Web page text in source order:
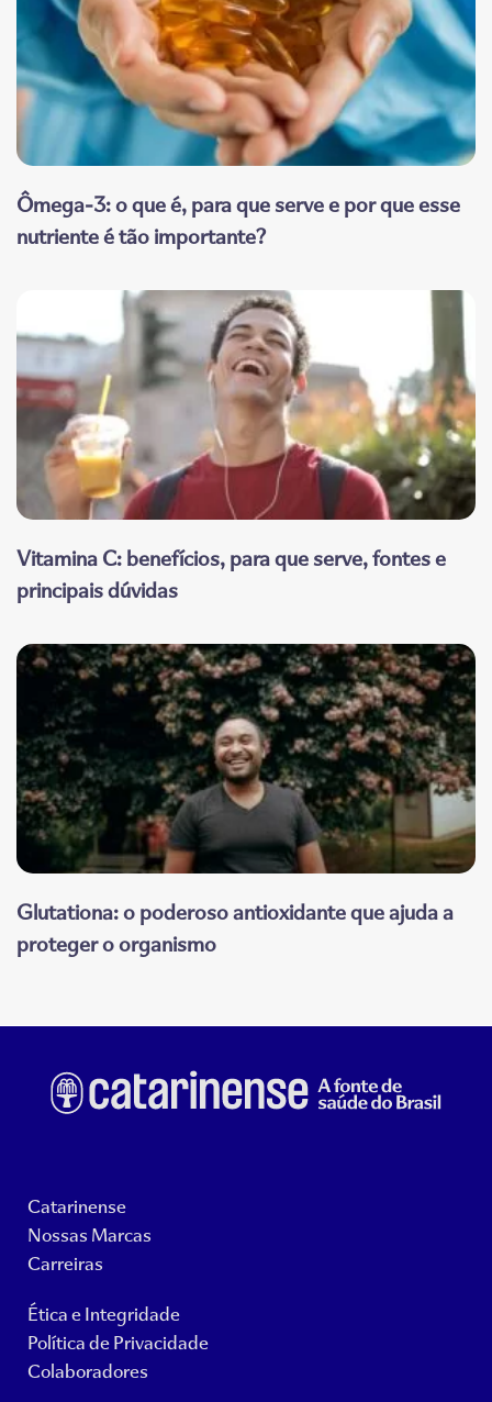
Ômega-3: o que é, para que serve e por que esse
nutriente é tão importante?
Vitamina C: benefícios, para que serve, fontes e
principais dúvidas
Glutationa: o poderoso antioxidante que ajuda a
proteger o organismo
Catarinense
Nossas Marcas
Carreiras
Ética e Integridade
Política de Privacidade
Colaboradores